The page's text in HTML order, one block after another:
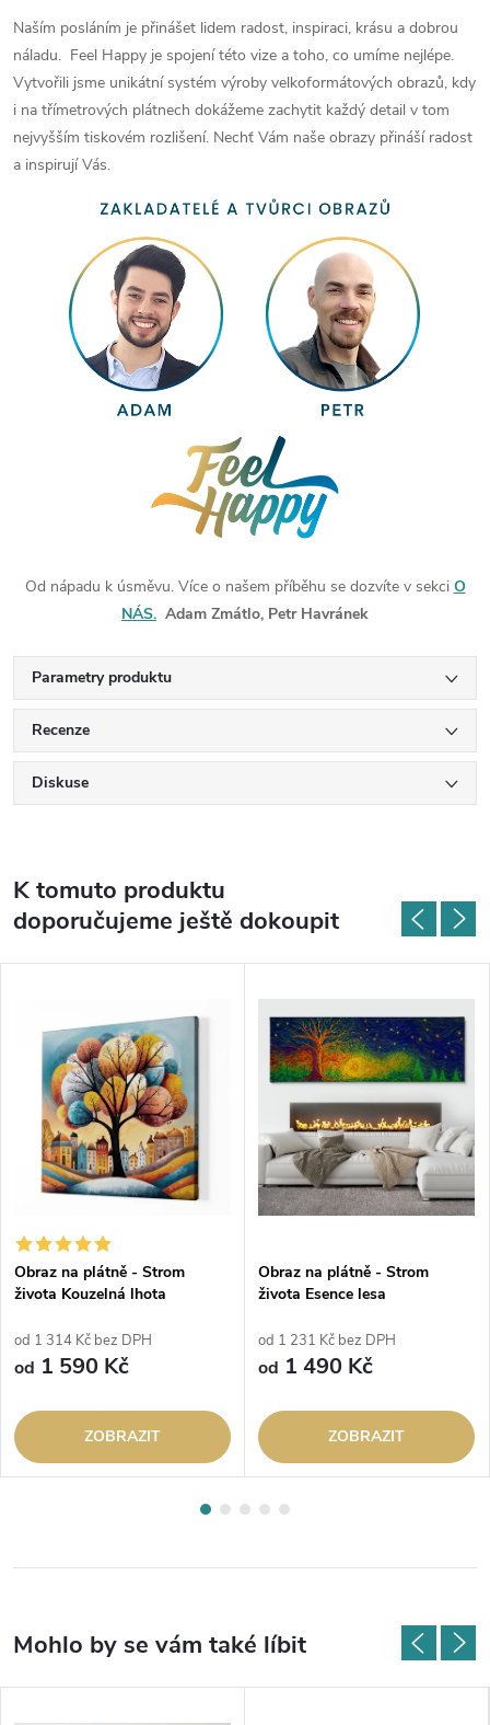
Naším posláním je přinášet lidem radost, inspiraci, krásu a dobrou
náladu. Feel Happy je spojení této vize a toho, co umíme nejlépe.
Vytvořili jsme unikátní systém výroby velkoformátových obrazů, kdy
i na třímetrových plátnech dokážeme zachytit každý detail v tom
nejvyšším tiskovém rozlišení. Nechť Vám naše obrazy přináší radost
a inspirují Vás.
Od nápadu k úsměvu. Více o našem příběhu se dozvíte v sekci O
NÁS. Adam Zmátlo, Petr Havránek
Parametry produktu
Recenze
Diskuse
K tomuto produktu
doporučujeme ještě dokoupit
Obraz na plátně - Strom
života Kouzelná lhota
od 1 314 Kč bez DPH
od 1 590 Kč
ZOBRAZIT
Obraz na plátně - Strom
života Esence lesa
od 1 231 Kč bez DPH
od 1 490 Kč
ZOBRAZIT